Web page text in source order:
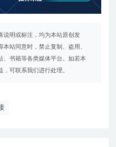
说明或标注，均为本站原创发
站同意时，禁止复制、盗用、
、书籍等各类媒体平台。如若本
可联系我们进行处理。